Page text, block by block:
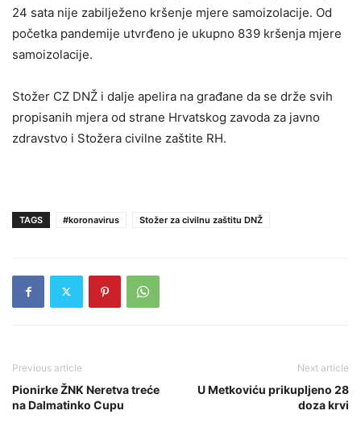
24 sata nije zabilježeno kršenje mjere samoizolacije. Od
početka pandemije utvrđeno je ukupno 839 kršenja mjere
samoizolacije.
Stožer CZ DNŽ i dalje apelira na građane da se drže svih
propisanih mjera od strane Hrvatskog zavoda za javno
zdravstvo i Stožera civilne zaštite RH.
TAGS #koronavirus Stožer za civilnu zaštitu DNŽ
Previous article
Pionirke ŽNK Neretva treće
na Dalmatinko Cupu
Next article
U Metkoviću prikupljeno 28
doza krvi